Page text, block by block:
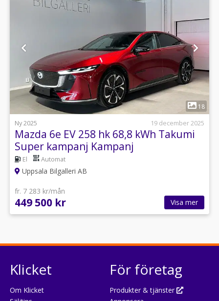
1
18
Ny 2025
19 december 2025
Mazda 6e EV 258 hk 68,8 kWh Takumi
Super kampanj Kampanj
El Automat
Uppsala Bilgalleri AB
fr. 7 283 kr/mån
449 500 kr Visa mer
Klicket
Om Klicket
För företag
Produkter & tjänster